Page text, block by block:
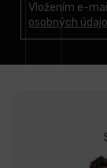
Vložením e-
osobných